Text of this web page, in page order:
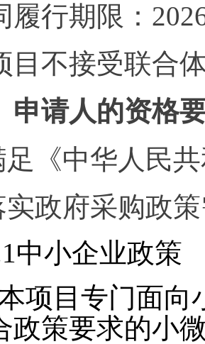
履行期限：
目不接受联合
申请人的资格
足《中华人民
实政府采购政
中小企业政策
项目专门面向
政策要求的小